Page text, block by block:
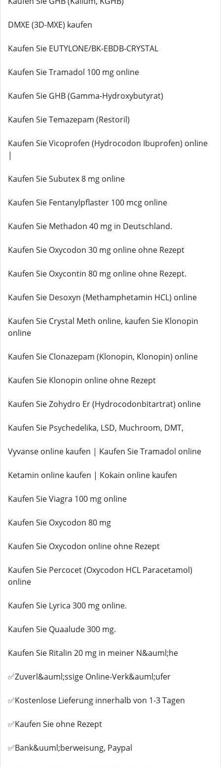
DMXE (3D-MXE) kaufen
Kaufen Sie EUTYLONE/BK-EBDB-CRYSTAL
Kaufen Sie Tramadol 100 mg online
Kaufen Sie GHB (Gamma-Hydroxybutyrat)
Kaufen Sie Temazepam (Restoril)
Kaufen Sie Vicoprofen (Hydrocodon Ibuprofen) online
|
Kaufen Sie Subutex 8 mg online
Kaufen Sie Fentanylpflaster 100 mcg online
Kaufen Sie Methadon 40 mg in Deutschland.
Kaufen Sie Oxycodon 30 mg online ohne Rezept
Kaufen Sie Oxycontin 80 mg online ohne Rezept.
Kaufen Sie Desoxyn (Methamphetamin HCL) online
Kaufen Sie Crystal Meth online, kaufen Sie Klonopin
online
Kaufen Sie Clonazepam (Klonopin, Klonopin) online
Kaufen Sie Klonopin online ohne Rezept
Kaufen Sie Zohydro Er (Hydrocodonbitartrat) online
Kaufen Sie Psychedelika, LSD, Muchroom, DMT,
Vyvanse online kaufen | Kaufen Sie Tramadol online
Ketamin online kaufen | Kokain online kaufen
Kaufen Sie Viagra 100 mg online
Kaufen Sie Oxycodon 80 mg
Kaufen Sie Oxycodon online ohne Rezept
Kaufen Sie Percocet (Oxycodon HCL Paracetamol)
online
Kaufen Sie Lyrica 300 mg online.
Kaufen Sie Quaalude 300 mg.
Kaufen Sie Ritalin 20 mg in meiner N&auml;he
✅Zuverl&auml;ssige Online-Verk&auml;ufer
✅Kostenlose Lieferung innerhalb von 1-3 Tagen
✅Kaufen Sie ohne Rezept
✅Bank&uuml;berweisung, Paypal